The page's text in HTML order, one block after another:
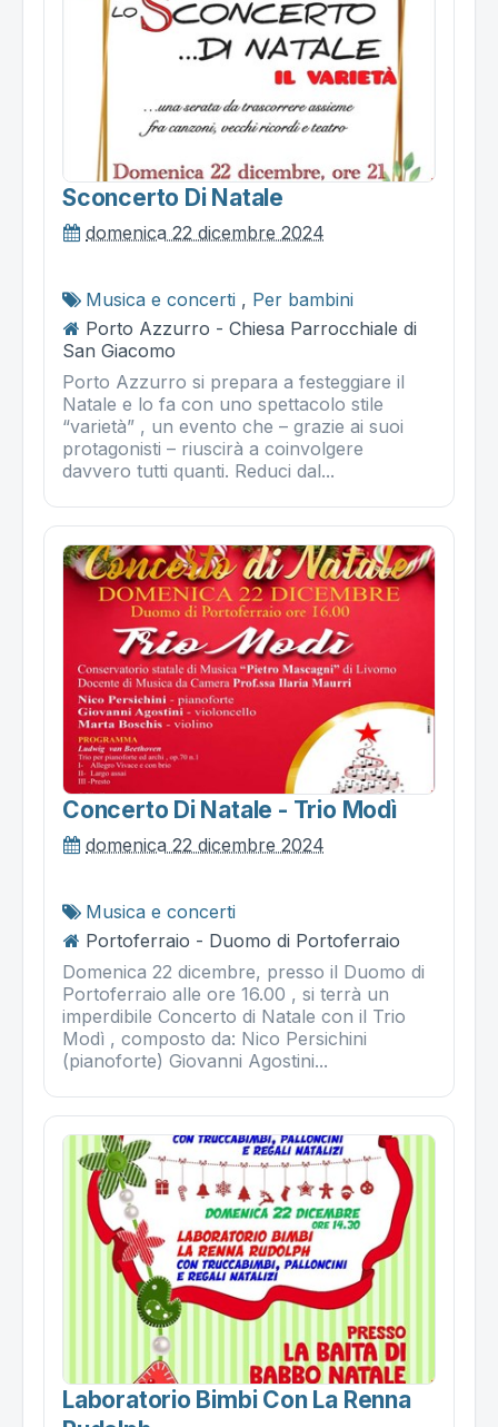
Sconcerto Di Natale
domenica 22 dicembre 2024
Musica e concerti , Per bambini
Porto Azzurro - Chiesa Parrocchiale di
San Giacomo
Porto Azzurro si prepara a festeggiare il
Natale e lo fa con uno spettacolo stile
“varietà” , un evento che – grazie ai suoi
protagonisti – riuscirà a coinvolgere
davvero tutti quanti. Reduci dal...
Concerto Di Natale - Trio Modì
domenica 22 dicembre 2024
Musica e concerti
Portoferraio - Duomo di Portoferraio
Domenica 22 dicembre, presso il Duomo di
Portoferraio alle ore 16.00 , si terrà un
imperdibile Concerto di Natale con il Trio
Modì , composto da: Nico Persichini
(pianoforte) Giovanni Agostini...
Laboratorio Bimbi Con La Renna